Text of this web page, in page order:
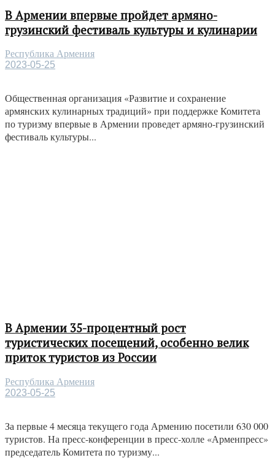
В Армении впервые пройдет армяно-
грузинский фестиваль культуры и кулинарии
Республика Армения
2023-05-25
Общественная организация «Развитие и сохранение
армянских кулинарных традиций» при поддержке Комитета
по туризму впервые в Армении проведет армяно-грузинский
фестиваль культуры...
В Армении 35-процентный рост
туристических посещений, особенно велик
приток туристов из России
Республика Армения
2023-05-25
За первые 4 месяца текущего года Армению посетили 630 000
туристов. На пресс-конференции в пресс-холле «Арменпресс»
председатель Комитета по туризму...